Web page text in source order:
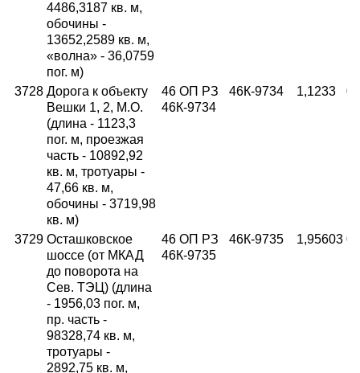
4486,3187 кв. м,
обочины -
13652,2589 кв. м,
«волна» - 36,0759
пог. м)
3728 Дорога к объекту
Вешки 1, 2, М.О.
(длина - 1123,3
пог. м, проезжая
часть - 10892,92
кв. м, тротуары -
47,66 кв. м,
обочины - 3719,98
кв. м)
46 ОП РЗ
46К-9734
46К-9734 1,1233
3729 Осташковское
шоссе (от МКАД
до поворота на
Сев. ТЭЦ) (длина
- 1956,03 пог. м,
пр. часть -
98328,74 кв. м,
тротуары -
2892,75 кв. м,
46 ОП РЗ
46К-9735
46К-9735 1,95603